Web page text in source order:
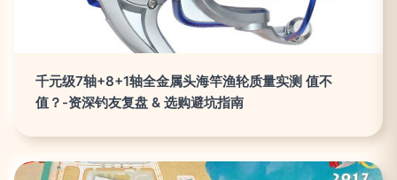
千元级7轴+8+1轴全金属头海竿渔轮质量实测 值不
值？-资深钓友复盘 & 选购避坑指南